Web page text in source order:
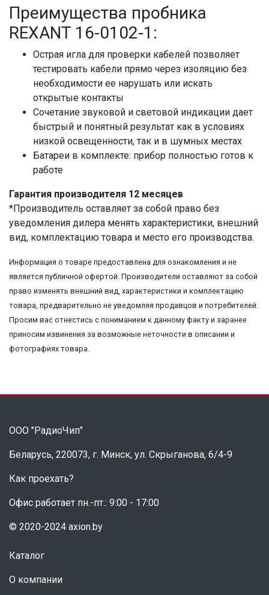
Преимущества пробника
REXANT 16-0102-1:
Острая игла для проверки кабелей позволяет
тестировать кабели прямо через изоляцию без
необходимости ее нарушать или искать
открытые контакты
Сочетание звуковой и световой индикации дает
быстрый и понятный результат как в условиях
низкой освещенности, так и в шумных местах
Батареи в комплекте: прибор полностью готов к
работе
Гарантия производителя 12 месяцев
*Производитель оставляет за собой право без
уведомления дилера менять характеристики, внешний
вид, комплектацию товара и место его производства.
Информация о товаре предоставлена для ознакомления и не
является публичной офертой. Производители оставляют за собой
право изменять внешний вид, характеристики и комплектацию
товара, предварительно не уведомляя продавцов и потребителей.
Просим вас отнестись с пониманием к данному факту и заранее
приносим извинения за возможные неточности в описании и
фотографиях товара.
ООО "РадиоЧип"
Беларусь, 220073, г. Минск, ул. Скрыганова, 6/4-9
Как проехать?
Офис работает пн.-пт.: 9:00 - 17:00
© 2020-2024 axion.by
Каталог
О компании